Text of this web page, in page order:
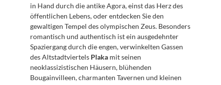
in Hand durch die antike Agora, einst das Herz des
öffentlichen Lebens, oder entdecken Sie den
gewaltigen Tempel des olympischen Zeus. Besonders
romantisch und authentisch ist ein ausgedehnter
Spaziergang durch die engen, verwinkelten Gassen
des Altstadtviertels Plaka mit seinen
neoklassizistischen Häusern, blühenden
Bougainvilleen, charmanten Tavernen und kleinen